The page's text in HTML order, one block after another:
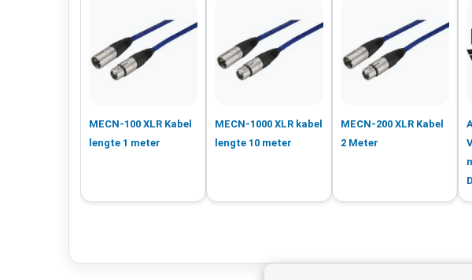
MECN-100 XLR Kabel
lengte 1 meter
MECN-1000 XLR kabel
lengte 10 meter
MECN-200 XLR Kabel
2 Meter